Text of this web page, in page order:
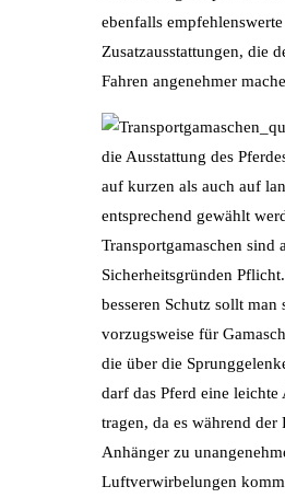
ebenfalls empfehlenswerte
Zusatzausstattungen, die
Fahren angenehmer
die Ausstattung des
auf kurzen als auch auf
entsprechend gewählt
Transportgamaschen sind
Sicherheitsgründen
besseren Schutz sollt man
vorzugsweise für
die über die
darf das Pferd eine leichte
tragen, da es während der
Anhänger zu
Luftverwirbelungen